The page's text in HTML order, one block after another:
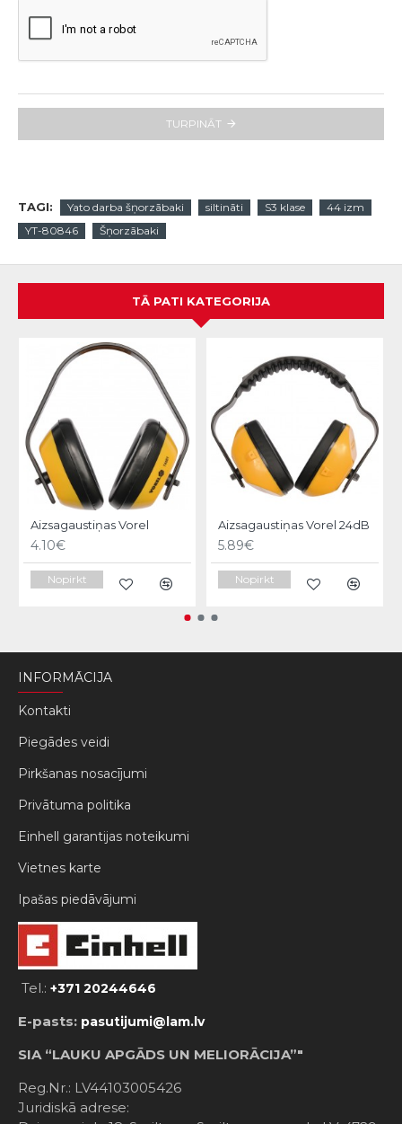
TURPINĀT
TAGI: Yato darba šņorzābaki siltināti S3 klase
44 izm
YT-80846
Šņorzābaki
TĀ PATI KATEGORIJA
Aizsagaustiņas Vorel
4.10€
Nopirkt
Aizsagaustiņas Vorel 24dB
5.89€
Nopirkt
INFORMĀCIJA
Kontakti
Piegādes veidi
Pirkšanas nosacījumi
Privātuma politika
Einhell garantijas noteikumi
Vietnes karte
Ipašas piedāvājumi
Tel.: +371 20244646
E-pasts: pasutijumi@lam.lv
SIA “LAUKU APGĀDS UN MELIORĀCIJA”"
Reg.Nr.: LV44103005426
Juridiskā adrese: